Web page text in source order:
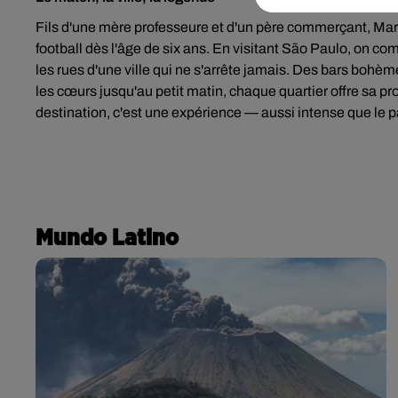
Fils d'une mère professeure et d'un père commerçant,
football dès l'âge de six ans. En visitant São Paulo, on
les rues d'une ville qui ne s'arrête jamais. Des bars
les cœurs jusqu'au petit matin, chaque quartier offre sa
destination, c'est une expérience — aussi intense que le
Mundo Latino